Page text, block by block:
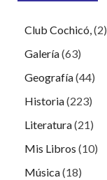
Club Cochicó,(2)
Galería(63)
Geografía(44)
Historia(223)
Literatura(21)
Mis Libros (10)
Música(18)